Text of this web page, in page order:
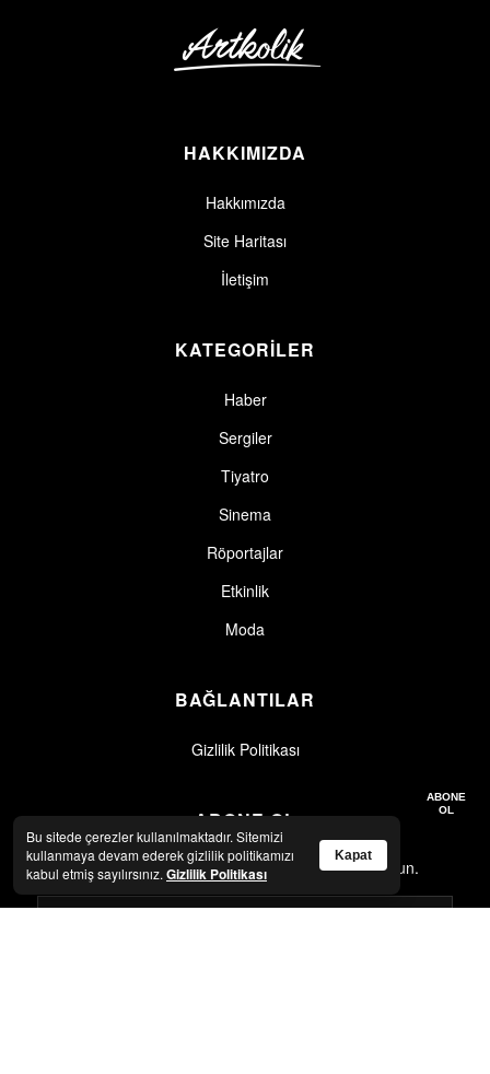
HAKKIMIZDA
Hakkımızda
Site Haritası
İletişim
KATEGORİLER
Haber
Sergiler
Tiyatro
Sinema
Röportajlar
Etkinlik
Moda
BAĞLANTILAR
Gizlilik Politikası
ABONE OL
En son haberler ve güncellemeler için abone olun.
ABONE
OL
Bu sitede çerezler kullanılmaktadır. Sitemizi
kullanmaya devam ederek gizlilik politikamızı
kabul etmiş sayılırsınız. Gizlilik Politikası
Kapat